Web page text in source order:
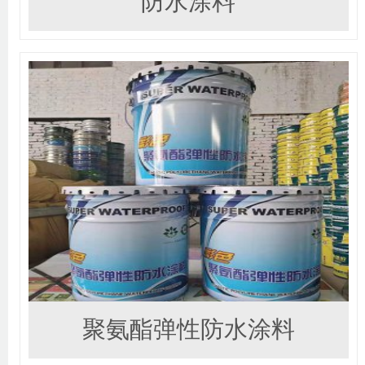
聚氨酯弹性防水涂料